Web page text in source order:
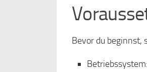
Bevor du beginnst,
Betriebssystem: